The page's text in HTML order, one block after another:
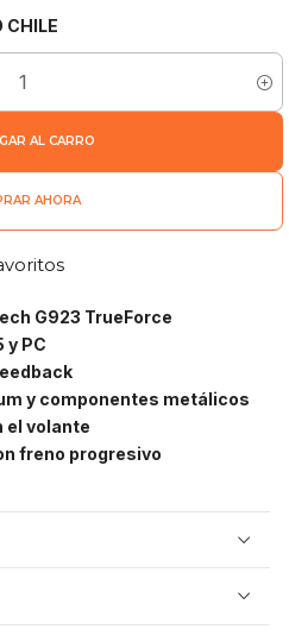
CHILE
AL CARRO
AHORA
G923 TrueForce
y PC
y componentes metálicos
el volante
freno progresivo